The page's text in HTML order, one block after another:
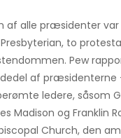
af ​​alle præsidenter
to
Pew
af præsidenterne
ledere, såsom
Madison og Franklin
Church, den